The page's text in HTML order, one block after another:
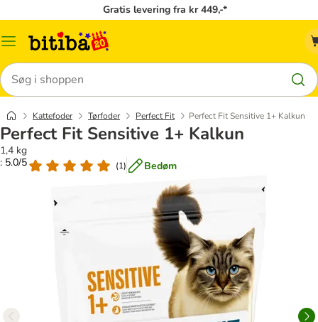
Gratis levering fra kr 449,-*
Menu
Søg
Kattefoder Tørfoder Perfect Fit Perfect Fit Sensitive 1+ Kalkun
Perfect Fit Sensitive 1+ Kalkun
1,4 kg
: 5.0/5
(1) Bedøm